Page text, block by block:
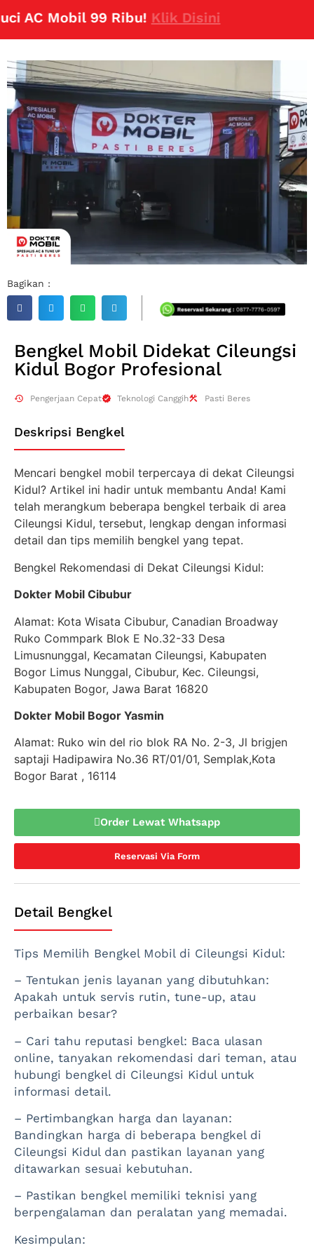
Mobil 99 Ribu!Klik Disini
Bagikan :
Bengkel Mobil Didekat Cileungsi
Kidul Bogor Profesional
Pengerjaan Cepat Teknologi Canggih Pasti Beres
Deskripsi Bengkel
Mencari bengkel mobil terpercaya di dekat Cileungsi
Kidul? Artikel ini hadir untuk membantu Anda! Kami
telah merangkum beberapa bengkel terbaik di area
Cileungsi Kidul, tersebut, lengkap dengan informasi
detail dan tips memilih bengkel yang tepat.
Bengkel Rekomendasi di Dekat Cileungsi Kidul:
Dokter Mobil Cibubur
Alamat: Kota Wisata Cibubur, Canadian Broadway
Ruko Commpark Blok E No.32-33 Desa
Limusnunggal, Kecamatan Cileungsi, Kabupaten
Bogor Limus Nunggal, Cibubur, Kec. Cileungsi,
Kabupaten Bogor, Jawa Barat 16820
Dokter Mobil Bogor Yasmin
Alamat: Ruko win del rio blok RA No. 2-3, Jl brigjen
saptaji Hadipawira No.36 RT/01/01, Semplak,Kota
Bogor Barat , 16114
Order Lewat Whatsapp
Reservasi Via Form
Detail Bengkel
Tips Memilih Bengkel Mobil di Cileungsi Kidul:
– Tentukan jenis layanan yang dibutuhkan:
Apakah untuk servis rutin, tune-up, atau
perbaikan besar?
– Cari tahu reputasi bengkel: Baca ulasan
online, tanyakan rekomendasi dari teman, atau
hubungi bengkel di Cileungsi Kidul untuk
informasi detail.
– Pertimbangkan harga dan layanan:
Bandingkan harga di beberapa bengkel di
Cileungsi Kidul dan pastikan layanan yang
ditawarkan sesuai kebutuhan.
– Pastikan bengkel memiliki teknisi yang
berpengalaman dan peralatan yang memadai.
Kesimpulan: